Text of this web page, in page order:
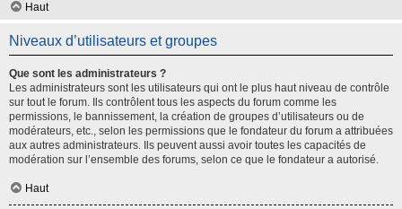
Haut
Niveaux d’utilisateurs et groupes
Que sont les administrateurs ?
Les administrateurs sont les utilisateurs qui ont le plus haut niveau de contrôle
sur tout le forum. Ils contrôlent tous les aspects du forum comme les
permissions, le bannissement, la création de groupes d’utilisateurs ou de
modérateurs, etc., selon les permissions que le fondateur du forum a attribuées
aux autres administrateurs. Ils peuvent aussi avoir toutes les capacités de
modération sur l’ensemble des forums, selon ce que le fondateur a autorisé.
Haut